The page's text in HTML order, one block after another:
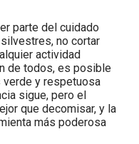
parte del cuidado
no cortar
actividad
de todos, es posible
verde y respetuosa
sigue, pero el
que decomisar, y la
más poderosa